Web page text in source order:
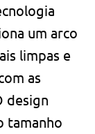
um arco
limpas e
as
design
tamanho